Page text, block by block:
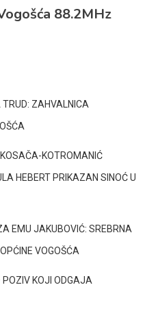
88.2MHz
ZAHVALNICA
KOTROMANIĆ
HEBERT PRIKAZAN SINOĆ U
EMU JAKUBOVIĆ: SREBRNA
VOGOŠĆA
KOJI ODGAJA